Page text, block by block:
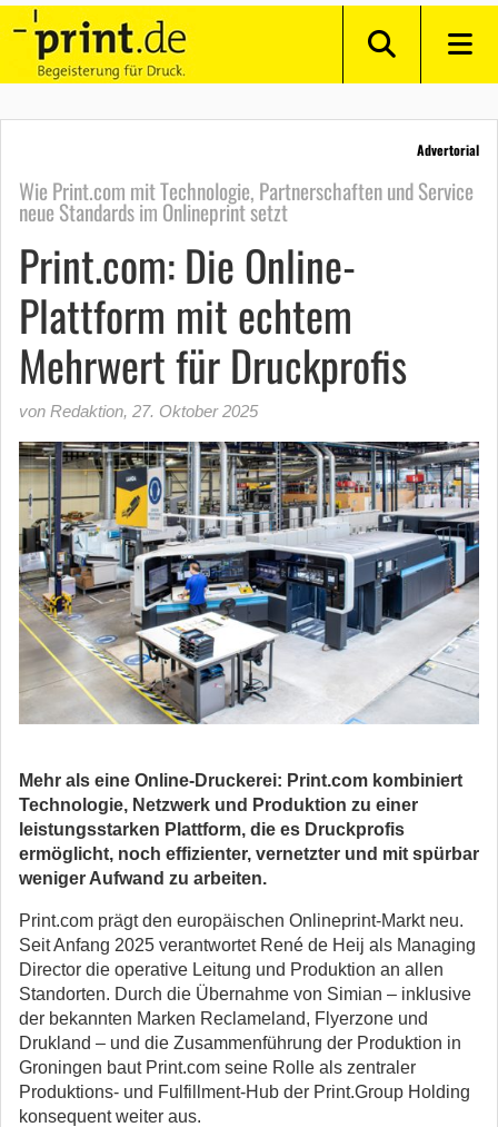
Advertorial
Wie Print.com mit Technologie, Partnerschaften und Service
neue Standards im Onlineprint setzt
Print.com: Die Online-
Plattform mit echtem
Mehrwert für Druckprofis
von Redaktion, 27. Oktober 2025
Mehr als eine Online-Druckerei: Print.com kombiniert
Technologie, Netzwerk und Produktion zu einer
leistungsstarken Plattform, die es Druckprofis
ermöglicht, noch effizienter, vernetzter und mit spürbar
weniger Aufwand zu arbeiten.
Print.com prägt den europäischen Onlineprint-Markt neu.
Seit Anfang 2025 verantwortet René de Heij als Managing
Director die operative Leitung und Produktion an allen
Standorten. Durch die Übernahme von Simian – inklusive
der bekannten Marken Reclameland, Flyerzone und
Drukland – und die Zusammenführung der Produktion in
Groningen baut Print.com seine Rolle als zentraler
Produktions- und Fulfillment-Hub der Print.Group Holding
konsequent weiter aus.